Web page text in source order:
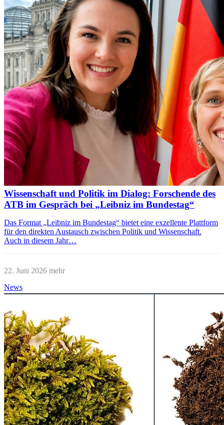
Wissenschaft und Politik im Dialog: Forschende des
ATB im Gespräch bei „Leibniz im Bundestag“
Das Format „Leibniz im Bundestag“ bietet eine exzellente Plattform
für den direkten Austausch zwischen Politik und Wissenschaft.
Auch in diesem Jahr…
22. Juni 2026 mehr
News